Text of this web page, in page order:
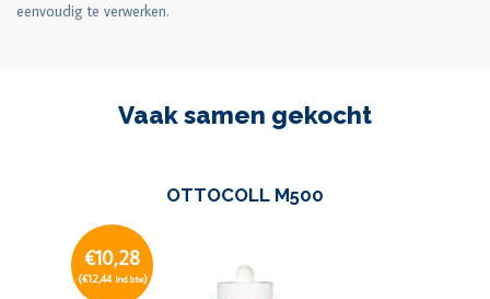
eenvoudig te verwerken.
Vaak samen gekocht
OTTOCOLL M500
€10,28
(€12,44 Incl. btw)